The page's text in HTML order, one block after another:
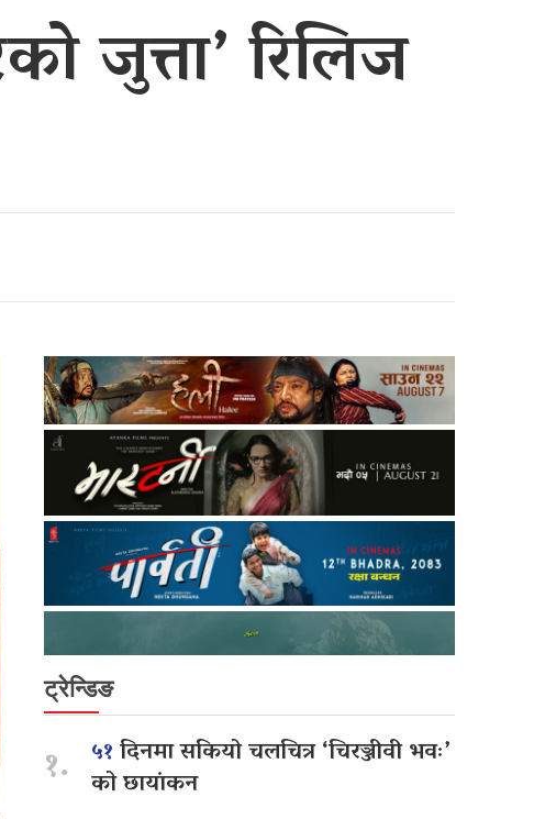
जुत्ता’ रिलिज
ट्रेन्डिङ
१. ५१दिनमा सकियो चलचित्र ‘चिरञ्जीवी भवः’
को छायांकन